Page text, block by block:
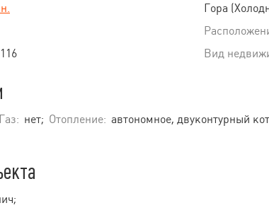
116
Гора
Вид
Газ: нет; Отопление: автономное, двуконтурный